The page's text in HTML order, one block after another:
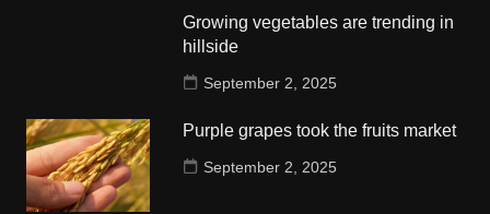
Growing vegetables are trending in
hillside
September 2, 2025
Purple grapes took the fruits market
September 2, 2025